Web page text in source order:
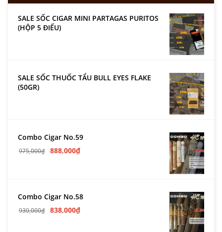
SALE SỐC CIGAR MINI PARTAGAS PURITOS
(HỘP 5 ĐIẾU)
SALE SỐC THUỐC TẨU BULL EYES FLAKE
(50GR)
Combo Cigar No.59
975,000₫ 888,000₫
Combo Cigar No.58
930,000₫ 838,000₫